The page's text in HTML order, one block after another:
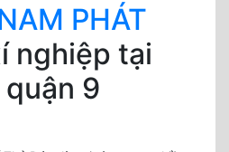
nghiệp tại
9